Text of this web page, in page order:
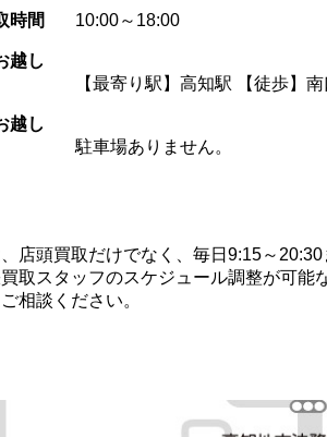
時間 10:00～18:00
越し
【最寄り駅】高知駅 【徒歩】
越し
駐車場ありません。
店頭買取だけでなく、毎日9:15～
取スタッフのスケジュール調整が可
相談ください。